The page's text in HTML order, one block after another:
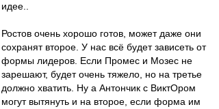
идее..
Ростов очень хорошо готов, может даже они
сохранят второе. У нас всё будет зависеть от
формы лидеров. Если Промес и Мозес не
зарешают, будет очень тяжело, но на третье
должно хватить. Ну а Антончик с ВиктОром
могут вытянуть и на второе, если форма им